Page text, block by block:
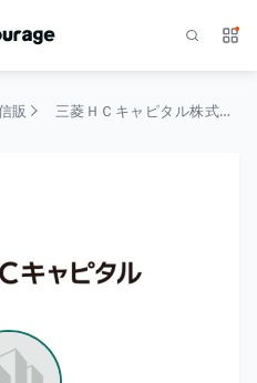
サ
販 三菱ＨＣキャピタル株式会社